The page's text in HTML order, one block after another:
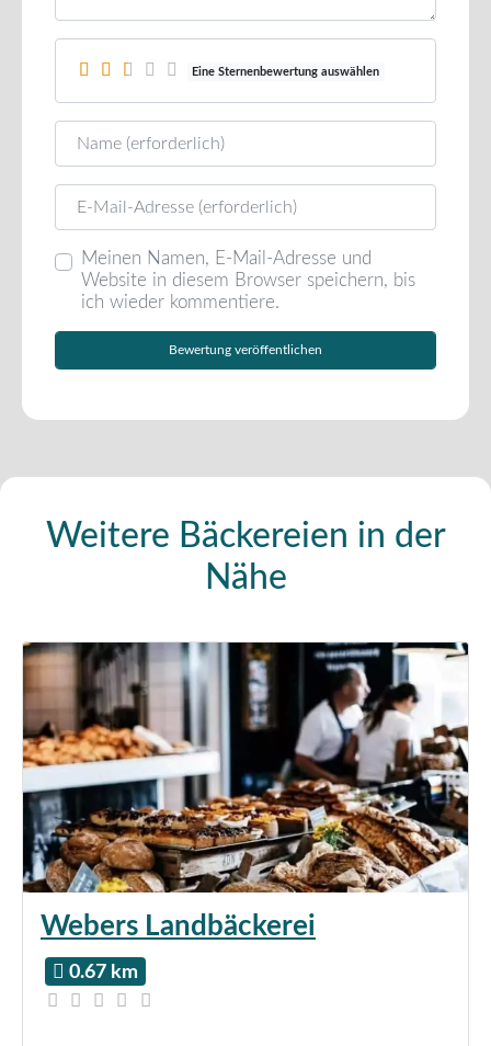
Eine Sternenbewertung auswählen
Name
E-Mail
Meinen Namen, E-Mail-Adresse und
Website in diesem Browser speichern, bis
ich wieder kommentiere.
Weitere Bäckereien in der
Nähe
Webers Landbäckerei
0.67 km